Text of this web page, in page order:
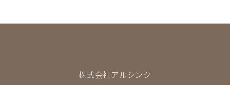
株式会社アルシンク